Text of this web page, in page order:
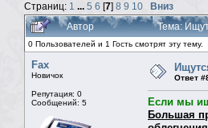
Страниц: 1 ... 5 6 [7] 8 9 10
Вниз
Автор
Тема:
0 Пользователей и 1 Гость смотрят эту тему.
Fax
Новичок
Репутация: 0
Сообщений: 5
Ответ
Если мы
Большая